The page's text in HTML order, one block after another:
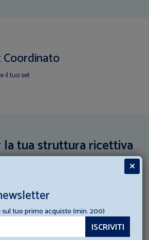
il tuo set
la tua struttura ricettiva
scendono in campo: Consulta i loro
al meglio gli articoli di
ricettiva.
tuo primo acquisto (min. 200)